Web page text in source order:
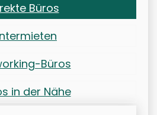
Büros
Büros
in der Nähe